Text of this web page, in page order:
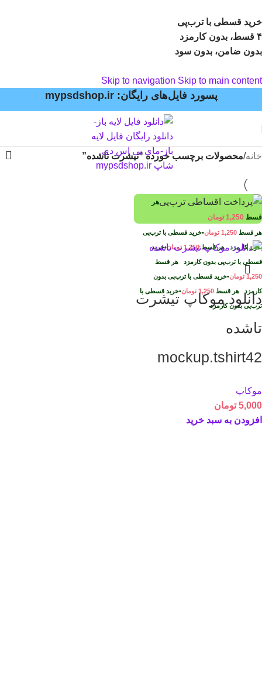
خرید قسطی با ترب‌پی
۴ قسط، بدون کارمزد
بدون ضامن، بدون سود
Skip to navigation Skip to main content
پسورد فایل‌های رایگان: mypsdshop.ir
خانه/محصولات برچسب خورده “تیشرت تاشده”
هر
قسط 1,250 تومان
هر قسط 1,250 تومان•خرید قسطی با ترب‌پی
بدون کارمزدهر قسط1,250 تومان•خرید
قسطی با ترب‌پی بدون کارمزد هر قسط
1,250 تومان•خرید قسطی با ترب‌پی بدون
کارمزد هر قسط 1,250 تومان•خرید قسطی با
ترب‌پی بدون کارمزد
دانلود موکاپ تیشرت
تاشده
mockup.tshirt42
موکاپ
5,000 تومان
افزودن به سبد خرید